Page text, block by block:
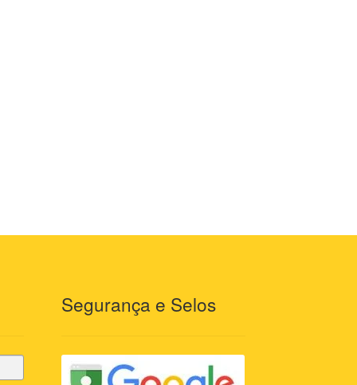
Segurança e Selos